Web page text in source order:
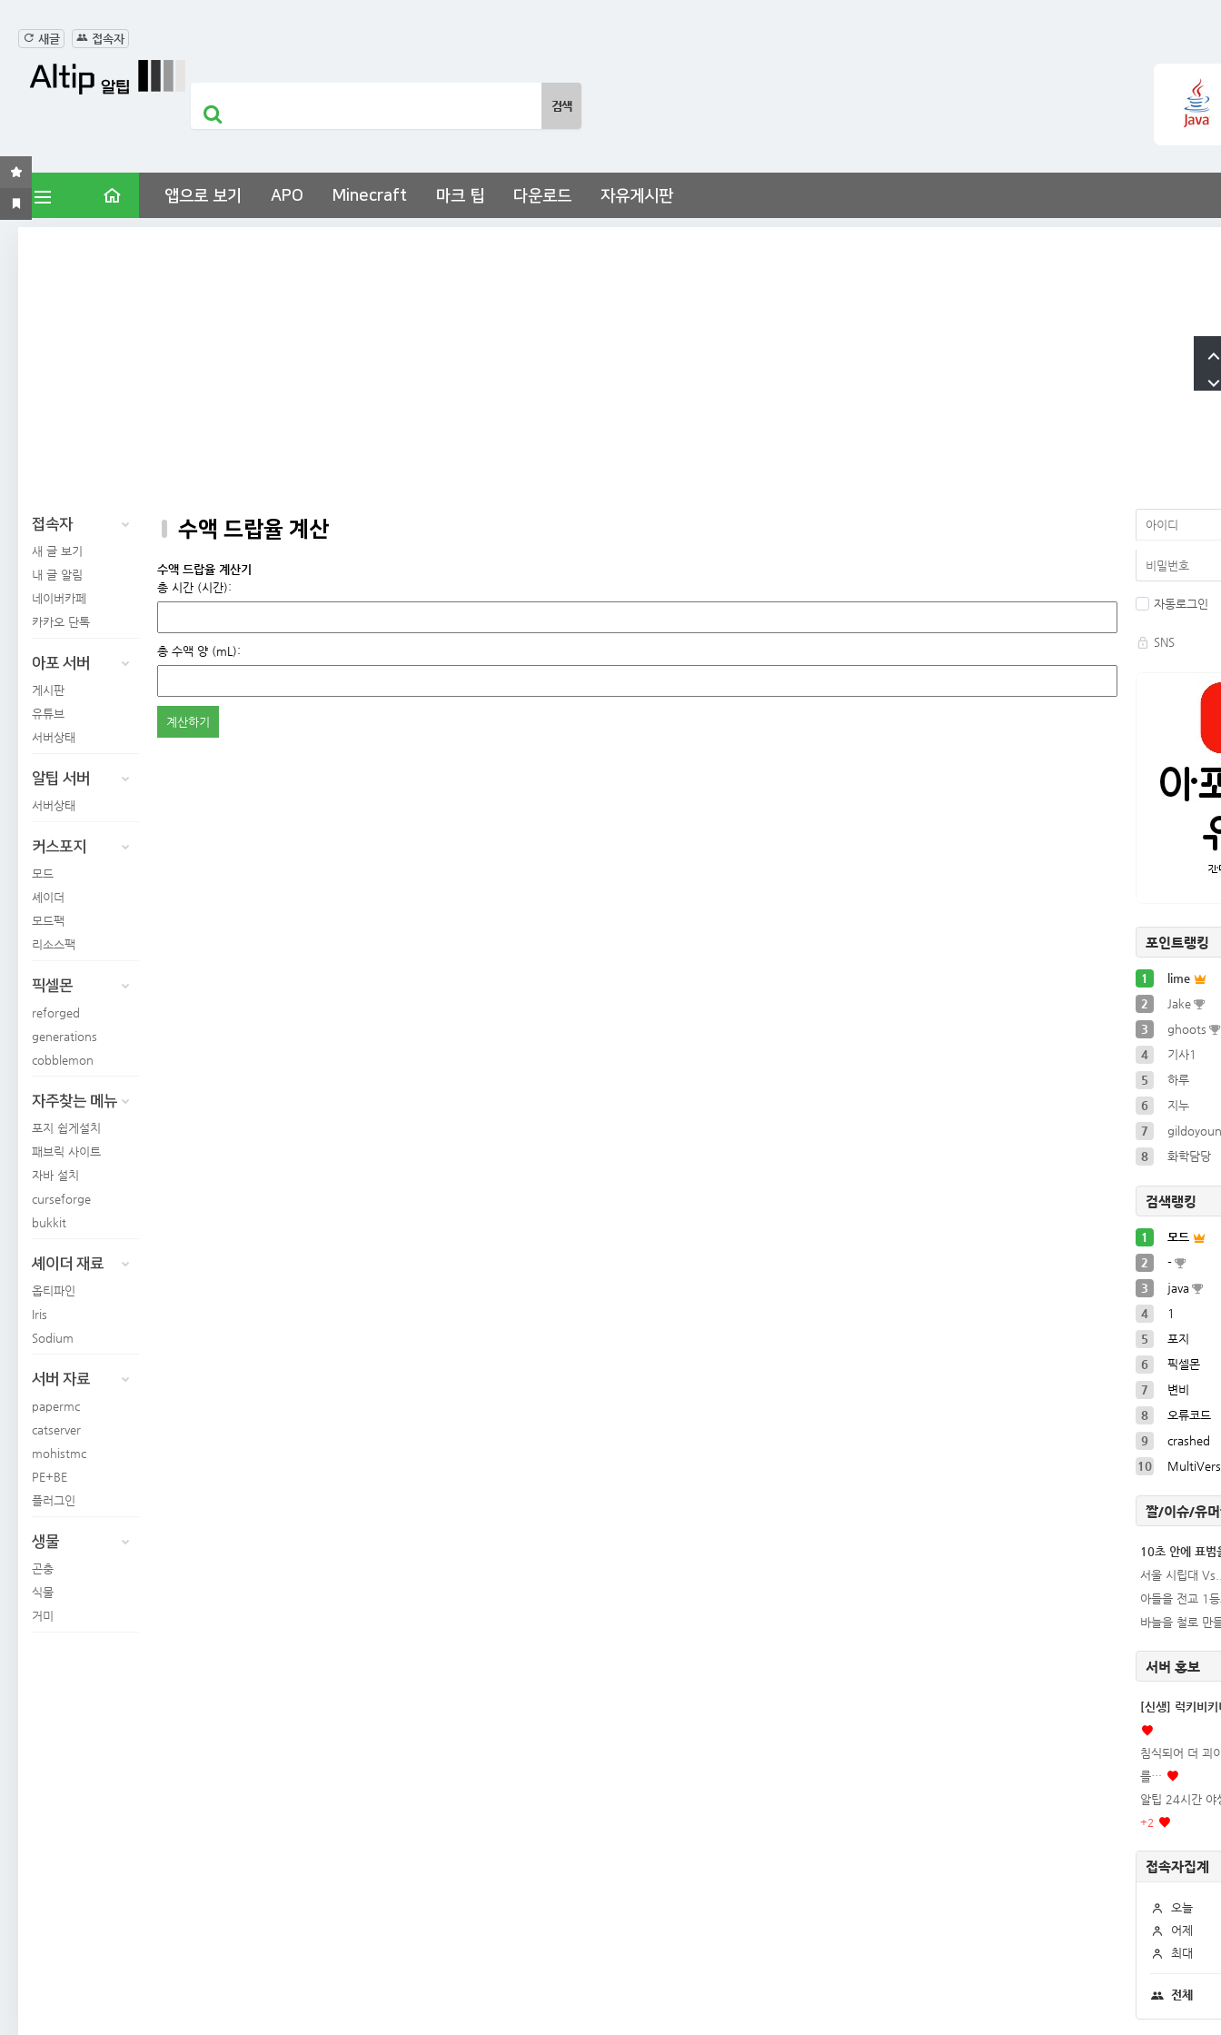
새글 접속자
앱으로 보기 APO Minecraft 마크 팁 다운로드 자유게시판
접속자
새 글 보기
내 글 알림
네이버카페
카카오 단톡
아포 서버
게시판
유튜브
서버상태
알팁 서버
서버상태
커스포지
모드
셰이더
모드팩
리소스팩
픽셀몬
reforged
generations
cobblemon
자주찾는 메뉴
포지 쉽게설치
패브릭 사이트
자바 설치
curseforge
bukkit
셰이더 재료
옵티파인
Iris
Sodium
서버 자료
papermc
catserver
mohistmc
PE+BE
플러그인
생물
곤충
식물
거미
수액 드랍율 계산
수액 드랍율 계산기
총 시간 (시간):
총 수액 양 (mL):
계산하기
자동로그인
SNS
포인트랭킹
1
lime
2
Jake
3
ghoots
4
기사1
5
하루
6
지누
7
gildoyoun
8
화학담당
검색랭킹
1
모드
2
-
3
java
4
1
5
포지
6
픽셀몬
7
변비
8
오류코드
9
crashed
10
짤/이슈/유
10초 안에 표
서울 시립대
아들을 전교 1
바늘을 철로 만
서버 홍보
[신생] 럭키비
침식되어 더 괴
를…
알팁 24시간
+2
접속자집계
오늘
어제
최대
전체